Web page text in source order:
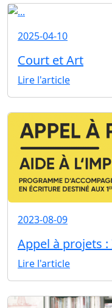
2025-04-10
Court et Art
Lire l'article
2023-08-09
Appel à projets
Lire l'article